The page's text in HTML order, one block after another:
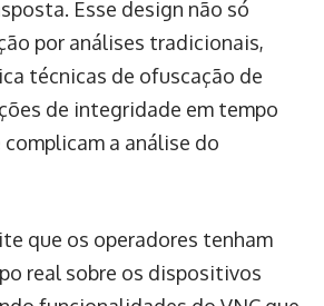
Esse design não só
por análises tradicionais,
técnicas de ofuscação de
de integridade em tempo
a análise do
que os operadores tenham
real sobre os dispositivos